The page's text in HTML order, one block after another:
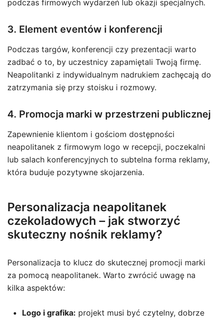
podczas firmowych wydarzeń lub okazji specjalnych.
3. Element eventów i konferencji
Podczas targów, konferencji czy prezentacji warto
zadbać o to, by uczestnicy zapamiętali Twoją firmę.
Neapolitanki z indywidualnym nadrukiem zachęcają do
zatrzymania się przy stoisku i rozmowy.
4. Promocja marki w przestrzeni publicznej
Zapewnienie klientom i gościom dostępności
neapolitanek z firmowym logo w recepcji, poczekalni
lub salach konferencyjnych to subtelna forma reklamy,
która buduje pozytywne skojarzenia.
Personalizacja neapolitanek
czekoladowych – jak stworzyć
skuteczny nośnik reklamy?
Personalizacja to klucz do skutecznej promocji marki
za pomocą neapolitanek. Warto zwrócić uwagę na
kilka aspektów:
Logo i grafika: projekt musi być czytelny, dobrze